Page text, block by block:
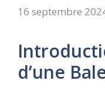
16 septembre
d’une